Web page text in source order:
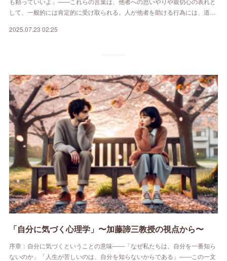
して、一般的には肯定的に受け取られる。人が他者を助ける行為には、道…
2025.07.23 02:25
「自分に気づく心理学」〜加藤諦三教授の視点から〜
序章：自分に気づくということの意味――「なぜ私たちは、自分を一番知ら
ないのか」「人生が苦しいのは、自分を知らないからである」――この一文